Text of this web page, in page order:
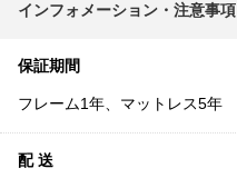
インフォメーション・注意事項
保証期間
フレーム1年、マットレス5年
配 送